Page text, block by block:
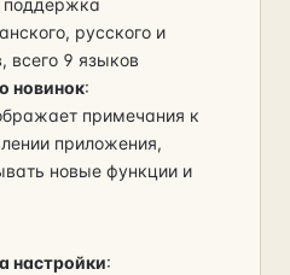
поддержка
русского и
всего 9 языков
новинок:
примечания к
приложения,
новые функции и
настройки: